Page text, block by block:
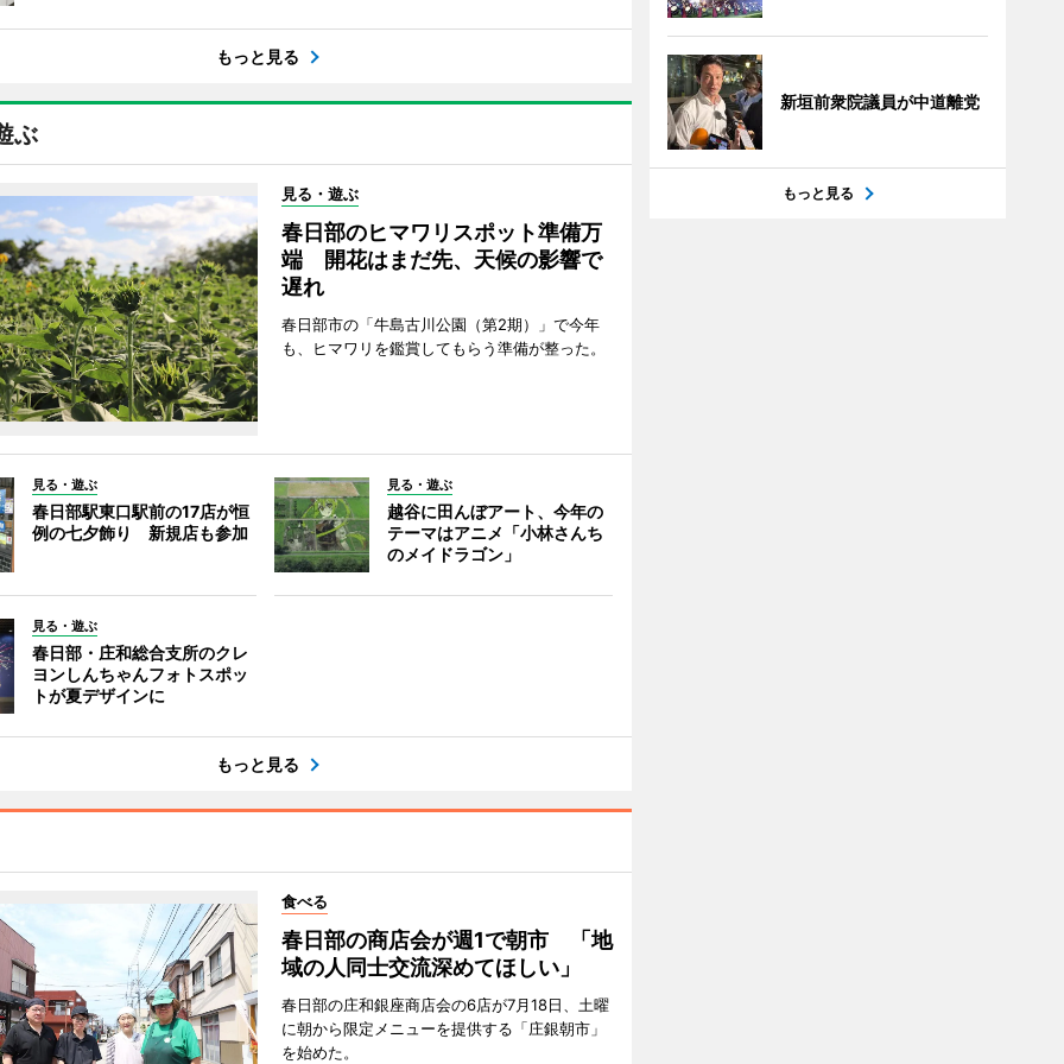
もっと見る
ぶ
見る・遊ぶ
春日部のヒマワリスポット準備万
端 開花はまだ先、天候の影響で
遅れ
春日部市の「牛島古川公園（第2期）」で今年
も、ヒマワリを鑑賞してもらう準備が整った。
見る・遊ぶ
春日部駅東口駅前の17店が恒
例の七夕飾り 新規店も参加
見る・遊ぶ
越谷に田んぼアート、今年の
テーマはアニメ「小林さんち
のメイドラゴン」
見る・遊ぶ
春日部・庄和総合支所のクレ
ヨンしんちゃんフォトスポッ
トが夏デザインに
もっと見る
食べる
春日部の商店会が週1で朝市 「地
域の人同士交流深めてほしい」
春日部の庄和銀座商店会の6店が7月18日、土曜
に朝から限定メニューを提供する「庄銀朝市」
を始めた。
新垣前衆院議員が中道離党
もっと見る